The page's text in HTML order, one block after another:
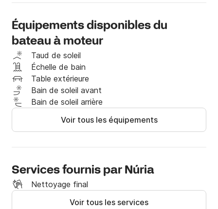
commencera. De là, vous aurez accès à une série de
criques, d’îles ou encore de lieux vierges inaccessibles
par voie terrestre. Une véritable merveille de la nature
à portée de main.
Les prix que vous voyez sur la page sont des prix
définitifs, vous n'avez aucun paiement à effectuer à
l'embarquement, pas même le carburant.
EXIGENCES:
Réservez dès maintenant au Click&Boat pour profiter
d'une journée inoubliable à bord de ce magnifique
m'écrire un message.
Équipements disponibles du
bateau à moteur
Taud de soleil
Échelle de bain
Table extérieure
Bain de soleil avant
Bain de soleil arrière
Voir tous les équipements
Services fournis par Núria
Nettoyage final
Voir tous les services